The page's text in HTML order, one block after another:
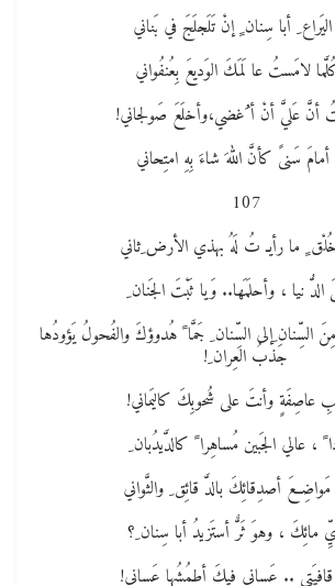
أبا سِنان ٍ إنْ تَلَجلَجَ في بَناني
لامَستُ عا لَمَكَ الوَديعَ بِعُنفُواني
عَليَّ أنْ أ ُغضي،وأخلَعَ صَولجاني!
أمامَ سَنىً كأنَّ اللهَ شاءَ بِهِ امتِحاني
107
ما رأيـ تُ لَهُ بهذي الأرض ِثاني
الدُّ نيا ، وأحلَمَها.. وَيا ثَبْتَ الجَنان
السِّنان ِإلى السِّنان ِ جَمَّا ً هُدوؤكَ والفُحولُ يَؤودُها
جَذبُ العِران ِ!
عاصِفَةٍ وأنتَ على شُحوبِكَ كاليَماني!
، عالي الجَبين مُساهِرا ً كالدَّيدُبان
أصدِقائِكَ بالدَّ قائِق ِ والثَّواني
مائِكَ ، وهوَ ثَرٌّ أستَزيدُ أبا سِنان ِ؟
.. عَساني فيكَ أطمُشُها عَساني!